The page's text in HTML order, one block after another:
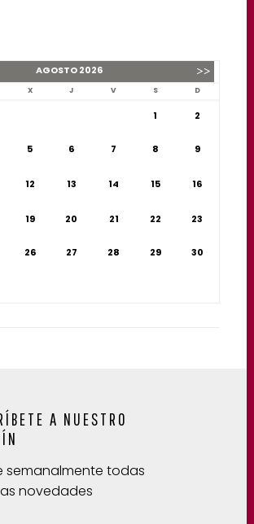
AGOSTO2026
X J V S D
1 2
5 6 7 8 9
12 13 14 15 16
19 20 21 22 23
26 27 28 29 30
A NUESTRO
semanalmente todas
novedades